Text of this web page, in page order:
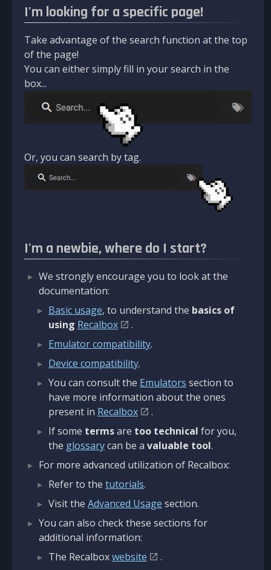
I'm looking for a specific page!
Take advantage of the search function at the top
of the page!
You can either simply fill in your search in the
box...
Or, you can search by tag.
I'm a newbie, where do I start?
We strongly encourage you to look at the
documentation:
Basic usage, to understand the basics of
using Recalbox
.
Emulator compatibility.
Device compatibility.
You can consult the Emulators section to
have more information about the ones
present in Recalbox
.
If some termsare too technical for you,
the glossarycan be a valuable tool.
For more advanced utilization of Recalbox:
Refer to the tutorials.
Visit the Advanced Usage section.
You can also check these sections for
additional information:
The Recalboxwebsite
.